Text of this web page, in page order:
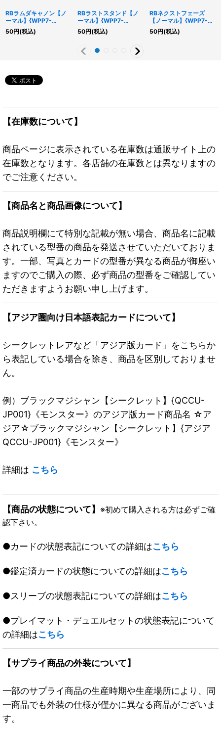
RBラムダキャノン【ノ
ーマル】{WPP7-
JP015}《モンスター》
50円(税込)
RBラストスタンド【ノ
ーマル】{WPP7-
JP024}《罠》
50円(税込)
RBネクストフェーズ
【ノーマル】{WPP7-
JP025}《罠》
50円(税込)
【在庫数について】
商品ページに表示されている在庫数は通販サイト上の
在庫数となります。各店舗の在庫数とは異なりますの
でご注意ください。
【商品名と商品画像について】
商品説明欄にて特別な記載が無い場合、商品名に記載
されている型番の商品を発送させていただいておりま
す。一部、写真とカードの型番が異なる商品が御座い
ますのでご購入の際、必ず商品の型番をご確認してい
ただきますようお願い申し上げます。
【アジア圏向け日本語表記カードについて】
シークレットレアなど「アジア版カード」をこちらか
ら表記している場合を除き、商品を区別しておりませ
ん。
例）ブラックマジシャン【シークレット】{QCCU-
JP001}《モンスター》のアジア版カード商品名 ☆ア
ジア☆ブラックマジシャン【シークレット】{アジア
QCCU-JP001}《モンスター》
詳細は こちら
【商品の状態について】 ※初めて購入される方は必ずご確
認下さい。
●カードの状態表記についての詳細はこちら
●鑑定済カードの状態についての詳細はこちら
●スリーブの状態表記についての詳細はこちら
●プレイマット・デュエルセットの状態表記について
の詳細はこちら
【サプライ商品の外装について】
一部のサプライ商品の生産時期や生産場所により、同
一商品でも外装の仕様が僅かに異なる商品がございま
す。